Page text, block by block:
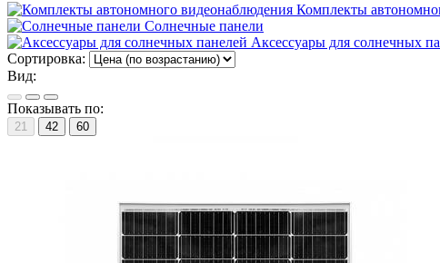
Комплекты
Солнечные панели
Аксессуары для солнечных
Сортировка:
Вид:
Показывать по:
21 42 60